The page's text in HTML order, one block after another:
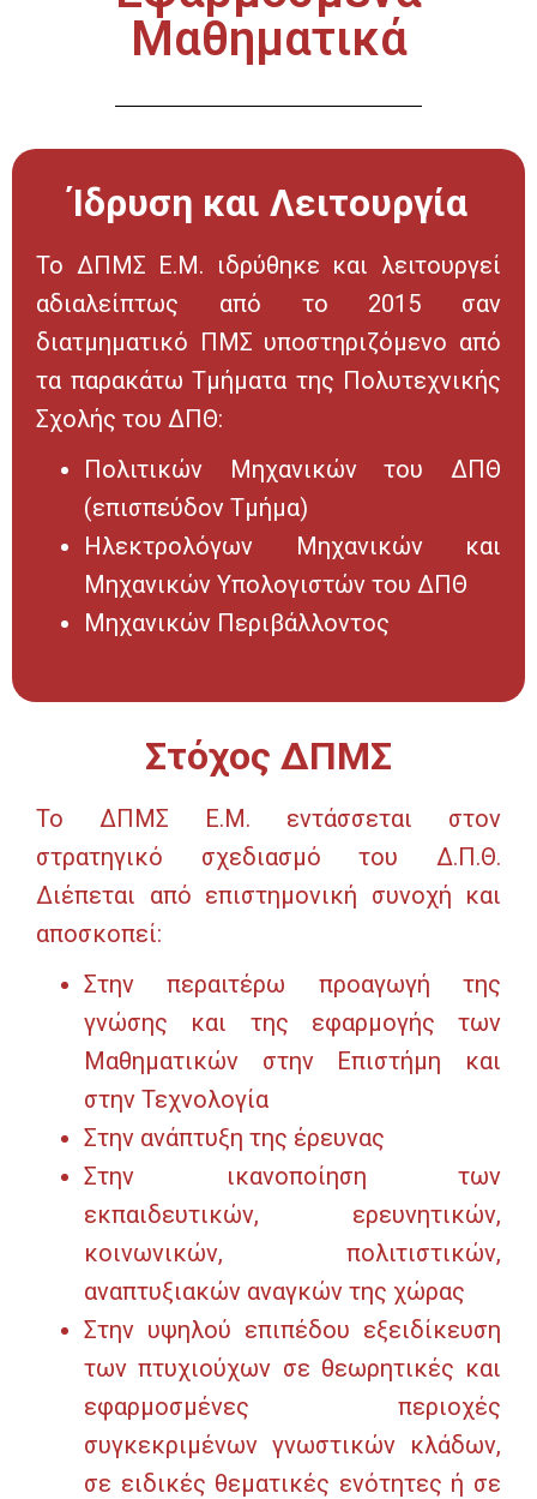
Μαθηματικά
Ίδρυση και Λειτουργία
Το ΔΠΜΣ Ε.Μ. ιδρύθηκε και λειτουργεί
αδιαλείπτως από το 2015 σαν
διατμηματικό ΠΜΣ υποστηριζόμενο από
τα παρακάτω Τμήματα της Πολυτεχνικής
Σχολής του ΔΠΘ:
Πολιτικών Μηχανικών του ΔΠΘ
(επισπεύδον Τμήμα)
Ηλεκτρολόγων Μηχανικών και
Μηχανικών Υπολογιστών του ΔΠΘ
Μηχανικών Περιβάλλοντος
Στόχος ΔΠΜΣ
Το ΔΠΜΣ Ε.Μ. εντάσσεται στον
στρατηγικό σχεδιασμό του Δ.Π.Θ.
Διέπεται από επιστημονική συνοχή και
αποσκοπεί:
Στην περαιτέρω προαγωγή της
γνώσης και της εφαρμογής των
Μαθηματικών στην Επιστήμη και
στην Τεχνολογία
Στην ανάπτυξη της έρευνας
Στην ικανοποίηση των
εκπαιδευτικών, ερευνητικών,
κοινωνικών, πολιτιστικών,
αναπτυξιακών αναγκών της χώρας
Στην υψηλού επιπέδου εξειδίκευση
των πτυχιούχων σε θεωρητικές και
εφαρμοσμένες περιοχές
συγκεκριμένων γνωστικών κλάδων,
σε ειδικές θεματικές ενότητες ή σε